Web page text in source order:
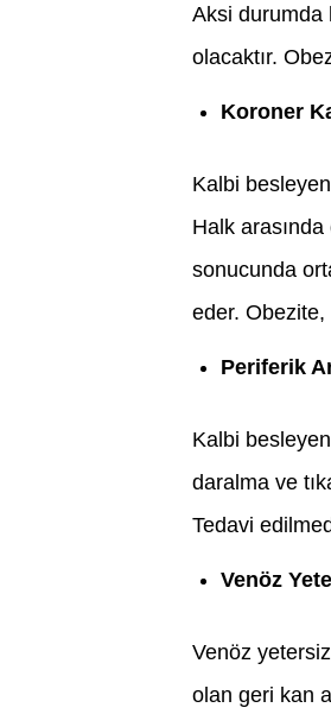
Aksi durumda
olacaktır.
Koroner
Kalbi besleyen
Halk
sonucunda
eder. Obezite,
Periferik
Kalbi
daralma ve
Tedavi
Venöz
Venöz
olan geri kan